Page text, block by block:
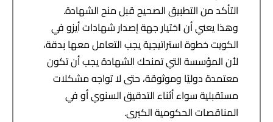
التأكد من التطبيق الصحيح قبل منح الشهادة.
وهذا يعني أناختيار جهة إصدار شهادات أيزو في
الكويتخطوة استراتيجية يجب التعامل معها بدقة،
لأن المؤسسة التي تمنحك الشهادة يجب أن تكون
معتمدة دوليًا وموثوقة، حتى لا تواجه مشكلات
مستقبلية سواء أثناء التدقيق السنوي أو في
المناقصات الحكومية الكبرى.